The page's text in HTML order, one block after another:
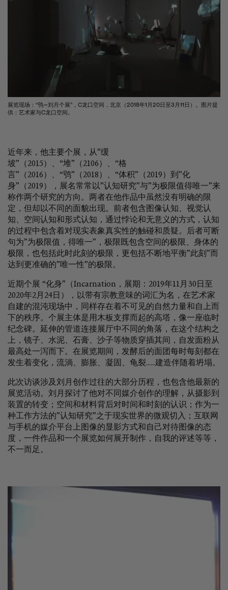
展览现场：“鸮—刘月个展”，C龙口空间，北京（2018年1月20日至3月11日）。图片提
供：艺术家与C龙口空间。
近年来，他主要个展，从”缓
坡”（2015）、“堆”（2106）、“格
言”（2016）、“鸮”（2018）、“体积”（2019）到”化
身”（2019），展名常常以”认知研究”与”为极限值得唯一”来
称作两个研究的方向。两者在他作品中虽然没有明确的限
定，但却以不同的面貌出现。前者包含图像认知、视觉认
知、空间认知和形式认知，通过悖论和无意义的方式，认知
的过程中包含着对现实表象真实性的触碰和质疑。后者可断
句为”为极限值，得唯一”，极限既包含空间的极限、身体的
极限，也包括此时此刻的极限，更包括不断地平衡”此刻”而
达到更准确的”唯一性”的极限。
近期个展 “化身”（Incarnation，展期：2019年11月30日至
2020年2月24日），以带有宗教意味的词汇为名，在艺术家
自建的混沌现场中，同样存在着不可见的自然力量和自上而
下的秩序。个展主体是用木板支撑而起的高塔，像一座临时
纪念碑。延伸的管道连接展厅中不同的角落，在这个结构之
上，镜子、水泥、石膏、沙子等物质穿插其间，自发面粉从
最高处一泻而下。在展览期间，发酵后的面团每时每刻都在
发生着变化，流淌、膨胀、凝固、龟裂......建造伴随着坍塌。
此次访谈涉及刘月创作过往的大部分历程，也包含他最新的
展览活动。刘月探讨了他对不同媒介创作的理解，从摄影到
装置的转变；空间和材料背后对时间和时刻的认识；作为一
种工作方法的”认知研究”之于现实世界的微观切入；互联网
与手机的媒介平台上图像的显影方式和自己对待图像的态
度，一件作品和一个展览如何展开制作，自我的评述等等，
不一而足。